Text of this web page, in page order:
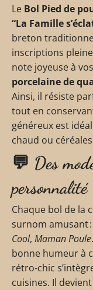
Le Bol Pied de
“La Famille
breton
inscriptions
note joyeuse à
porcelaine de
Ainsi, il résiste
tout en
généreux est
chaud ou
💬 Des
personnalité
Chaque bol de la
surnom amusant :
Cool, Maman Poule
bonne humeur à
rétro‑chic
cuisines. Il